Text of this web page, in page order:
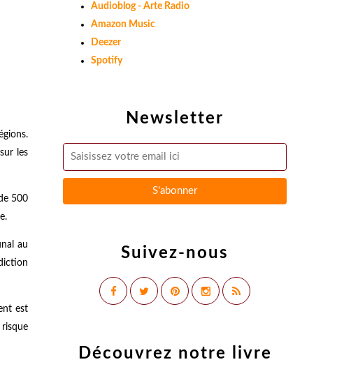
les
500
au
est
Newsletter
Suivez-nous
Audioblog - Arte Radio
Amazon Music
Deezer
Spotify
Découvrez notre livre